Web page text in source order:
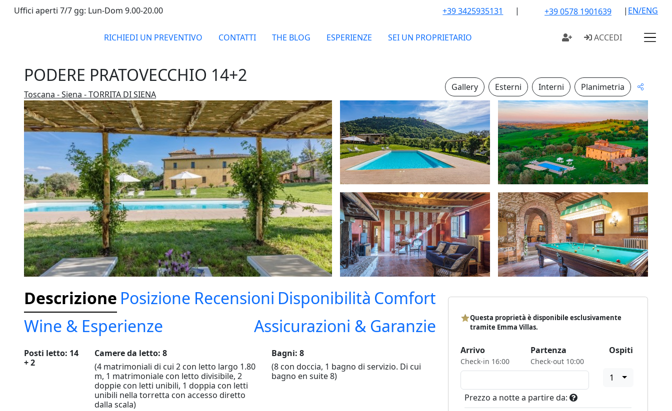
Uffici aperti 7/7 gg: Lun-Dom 9.00-20.00 +39 3425935131 | +39 0578 1901639 | EN/ENG
RICHIEDI UN PREVENTIVO CONTATTI THE BLOG ESPERIENZE SEI UN PROPRIETARIO ACCEDI
PODERE PRATOVECCHIO 14+2
Toscana - Siena - TORRITA DI SIENA
Gallery Esterni Interni Planimetria
Descrizione Posizione Recensioni Disponibilità Comfort
Wine & Esperienze
Assicurazioni & Garanzie
Posti letto: 14
+ 2
Camere da letto: 8
(4 matrimoniali di cui 2 con letto largo 1.80
m, 1 matrimoniale con letto divisibile, 2
doppie con letti unibili, 1 doppia con letti
unibili nella torretta con accesso diretto
dalla scala)
Bagni: 8
(8 con doccia, 1 bagno di servizio. Di cui
bagno en suite 8)
Questa proprietà è disponibile esclusivamente
tramite Emma Villas.
Arrivo
Check-in 16:00
Partenza
Check-out 10:00
Ospiti
1
Prezzo a notte a partire da: